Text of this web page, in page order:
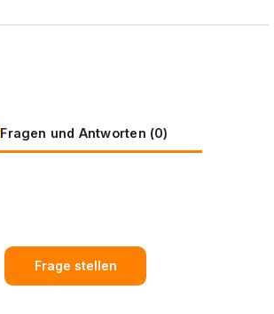
Fragen und Antworten (0)
Frage stellen